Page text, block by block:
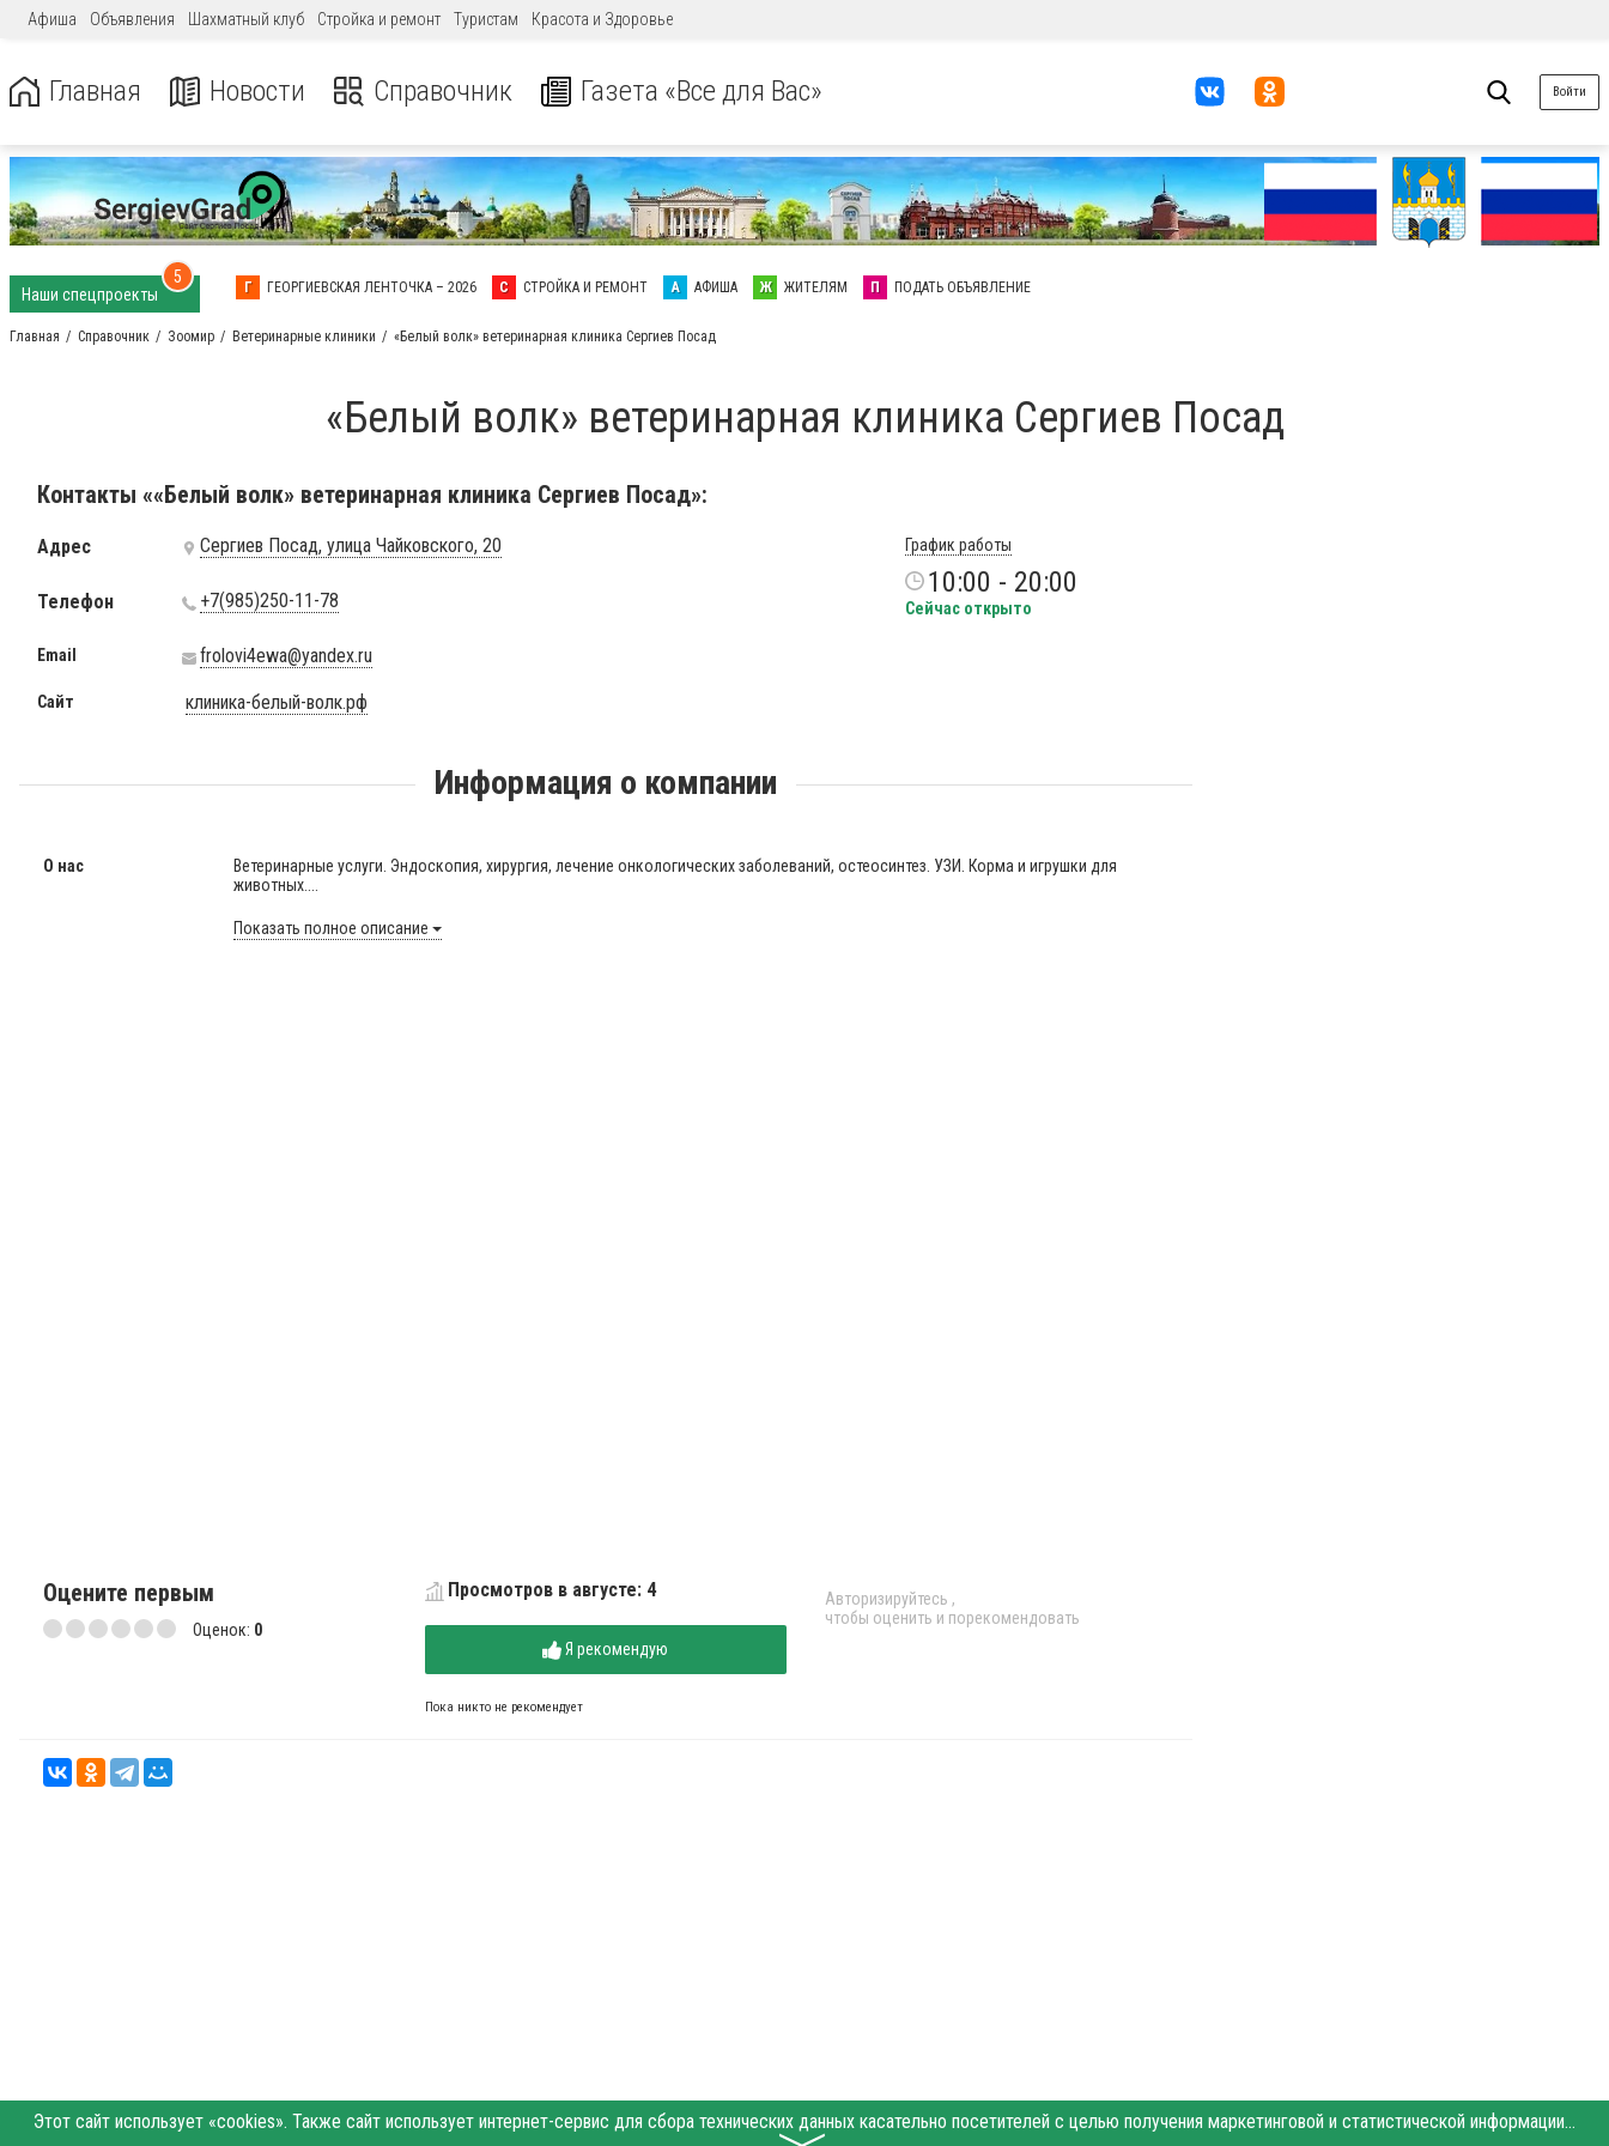
Афиша Объявления Шахматный клуб Стройка и ремонт Туристам Красота и Здоровье
Главная Новости Справочник Газета «Все для Вас» Войти
Наши спецпроекты
5
Г ГЕОРГИЕВСКАЯ ЛЕНТОЧКА – 2026 С СТРОЙКА И РЕМОНТ А АФИША Ж ЖИТЕЛЯМ П ПОДАТЬ ОБЪЯВЛЕНИЕ
Главная Справочник Зоомир Ветеринарные клиники «Белый волк» ветеринарная клиника Сергиев Посад
«Белый волк» ветеринарная клиника Сергиев Посад
Контакты ««Белый волк» ветеринарная клиника Сергиев Посад»:
Адрес Сергиев Посад, улица Чайковского, 20
Телефон +7(985)250-11-78
Email frolovi4ewa@yandex.ru
Сайт клиника-белый-волк.рф
График работы
10:00 - 20:00
Сейчас открыто
Информация о компании
О нас
Ветеринарные услуги. Эндоскопия, хирургия, лечение онкологических заболеваний, остеосинтез. УЗИ. Корма и игрушки для
животных....
Показать полное описание
Оцените первым
Оценок: 0
Просмотров в августе: 4
Я рекомендую
Пока никто не рекомендует
Авторизируйтесь ,
чтобы оценить и порекомендовать
Этот сайт использует «cookies». Также сайт использует интернет-сервис для сбора технических данных касательно посетителей с целью получения маркетинговой и статистической информации. Условия обработки данных посетителей сайта см.
〉